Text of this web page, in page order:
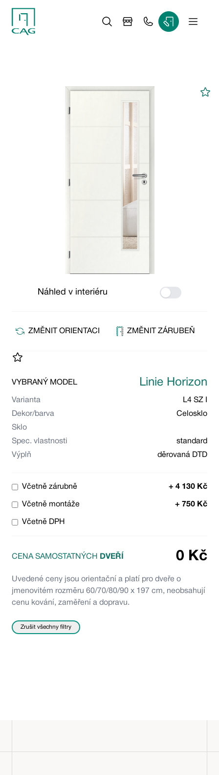
Náhled v interiéru Use setting
ZMĚNIT ORIENTACI ZMĚNIT ZÁRUBEŇ
VYBRANÝ MODEL Linie Horizon
Varianta
L4 SZ I
Dekor/barva
Celosklo
Sklo
Spec. vlastnosti
standard
Výplň
děrovaná DTD
Včetně zárubně + 4 130 Kč
Včetně montáže + 750 Kč
Včetně DPH
CENA SAMOSTATNÝCH DVEŘÍ 0 Kč
Uvedené ceny jsou orientační a platí pro dveře o
jmenovitém rozměru 60/70/80/90 x 197 cm, neobsahují
cenu kování, zaměření a dopravu.
Zrušit všechny filtry